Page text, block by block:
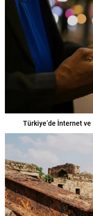
Türkiye’de İnternet